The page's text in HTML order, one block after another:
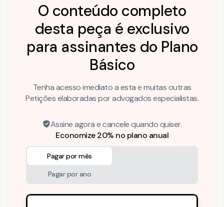
O conteúdo completo
desta peça é exclusivo
para assinantes do Plano
Básico
Tenha acesso imediato a esta e muitas outras
Petições elaboradas por advogados especialistas.
Assine agora e cancele quando quiser.
Economize 20% no plano anual
Pagar por mês
Pagar por ano